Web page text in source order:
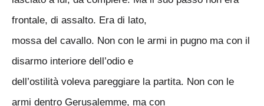
frontale, di assalto. Era di lato,
mossa del cavallo. Non con le armi in pugno ma con il
disarmo interiore dell’odio e
dell’ostilità voleva pareggiare la partita. Non con le
armi dentro Gerusalemme, ma con